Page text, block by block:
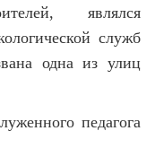
являлся
служб
одна из улиц
педагога